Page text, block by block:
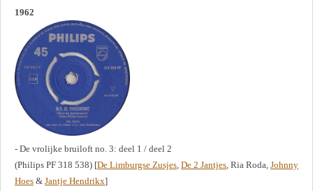
1962
- De vrolijke bruiloft no. 3: deel 1 / deel 2
(Philips PF 318 538) [De Limburgse Zusjes, De 2 Jantjes, Ria Roda, Johnny
Hoes & Jantje Hendrikx]